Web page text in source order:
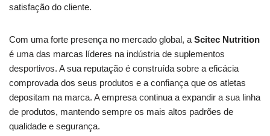
satisfação do cliente.
Com uma forte presença no mercado global, a Scitec Nutrition
é uma das marcas líderes na indústria de suplementos
desportivos. A sua reputação é construída sobre a eficácia
comprovada dos seus produtos e a confiança que os atletas
depositam na marca. A empresa continua a expandir a sua linha
de produtos, mantendo sempre os mais altos padrões de
qualidade e segurança.